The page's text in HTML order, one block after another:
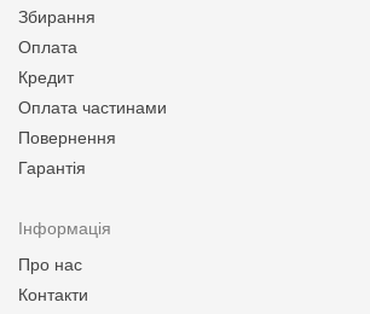
Збирання
Оплата
Кредит
Оплата частинами
Повернення
Гарантія
Інформація
Про нас
Контакти